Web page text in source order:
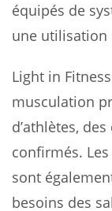
équipés de
une utilisation
Light in
musculation
d’athlètes,
confirmés.
sont
besoins des